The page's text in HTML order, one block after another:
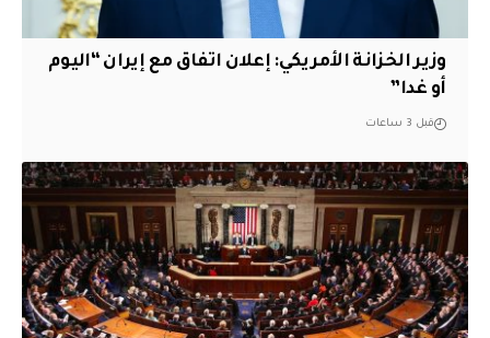
وزير الخزانة الأمريكي: إعلان اتفاق مع إيران “اليوم
أو غدا”
قبل 3 ساعات